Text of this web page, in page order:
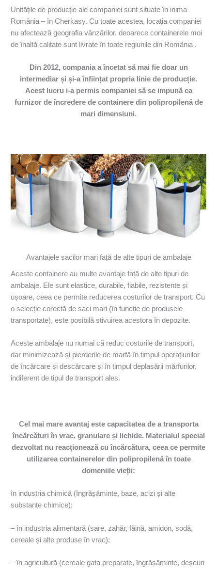
Unitățile de producție ale companiei sunt situate în inima
România – în Cherkasy. Cu toate acestea, locația companiei
nu afectează geografia vânzărilor, deoarece containerele moi
de înaltă calitate sunt livrate în toate regiunile din România .
Din 2012, compania a încetat să mai fie doar un
intermediar și și-a înființat propria linie de producție.
Acest lucru i-a permis companiei să se impună ca
furnizor de încredere de containere din polipropilenă de
mari dimensiuni.
Avantajele sacilor mari față de alte tipuri de ambalaje
Aceste containere au multe avantaje față de alte tipuri de
ambalaje. Ele sunt elastice, durabile, fiabile, rezistente și
ușoare, ceea ce permite reducerea costurilor de transport. Cu
o selecție corectă de saci mari (în funcție de produsele
transportate), este posibilă stivuirea acestora în depozite.
Aceste ambalaje nu numai că reduc costurile de transport,
dar minimizează și pierderile de marfă în timpul operațiunilor
de încărcare și descărcare și în timpul deplasării mărfurilor,
indiferent de tipul de transport ales.
Cel mai mare avantaj este capacitatea de a transporta
încărcături în vrac, granulare și lichide. Materialul special
dezvoltat nu reacționează cu încărcătura, ceea ce permite
utilizarea containerelor din polipropilenă în toate
domeniile vieții:
în industria chimică (îngrășăminte, baze, acizi și alte
substanțe chimice);
– în industria alimentară (sare, zahăr, făină, amidon, sodă,
cereale și alte produse în vrac);
– în agricultură (cereale gata preparate, îngrășăminte, deșeuri